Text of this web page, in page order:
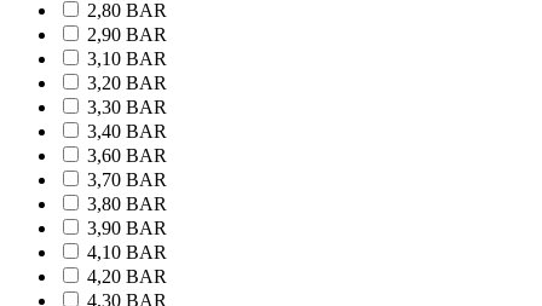
2,80 BAR
2,90 BAR
3,10 BAR
3,20 BAR
3,30 BAR
3,40 BAR
3,60 BAR
3,70 BAR
3,80 BAR
3,90 BAR
4,10 BAR
4,20 BAR
4,30 BAR